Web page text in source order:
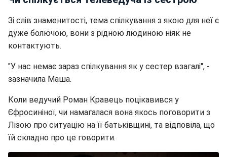
Зі слів знаменитості, тема спілкування з якою для неї є
дуже болючою, вони з рідною людиною ніяк не
контактують.
"У нас немає зараз спілкування як у сестер взагалі", -
зазначила Маша.
Коли ведучий Роман Кравець поцікавився у
Єфросиніної, чи намагалася вона якось поговорити з
Лізою про ситуацію на її батьківщині, та відповіла, що
їй складно про це говорити.